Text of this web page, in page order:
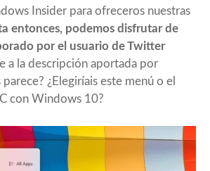
Insider para ofreceros nuestras
entonces, podemos disfrutar de
por el usuario de Twitter
a la descripción aportada por
¿Elegiríais este menú o el
con Windows 10?